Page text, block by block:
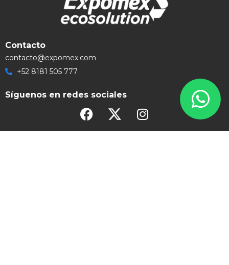
Contacto
contacto@expomex.com
+52 8181 505 777
Síguenos en redes sociales